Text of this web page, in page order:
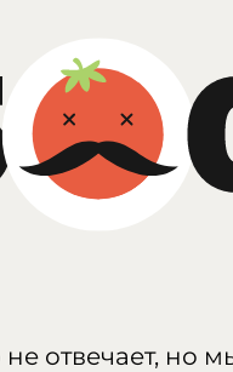
отвечает, но